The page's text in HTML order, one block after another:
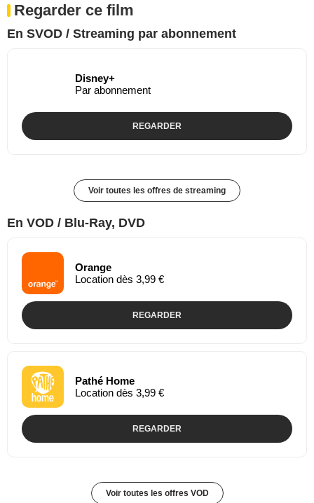
Regarder ce film
En SVOD / Streaming par abonnement
Disney+
Par abonnement
REGARDER
Voir toutes les offres de streaming
En VOD / Blu-Ray, DVD
Orange
Location dès 3,99 €
REGARDER
Pathé Home
Location dès 3,99 €
REGARDER
Voir toutes les offres VOD